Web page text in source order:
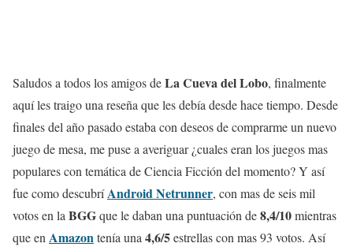
Saludos a todos los amigos deLa Cueva del Lobo, finalmente
aquí les traigo una reseña que les debía desde hace tiempo. Desde
finales del año pasado estaba con deseos de comprarme un nuevo
juego de mesa, me puse a averiguar ¿cuales eran los juegos mas
populares con temática de Ciencia Ficción del momento? Y así
fue como descubríAndroid Netrunner, con mas de seis mil
votos en la BGGque le daban una puntuación de8,4/10mientras
que en Amazontenía una 4,6/5estrellas con mas 93 votos. Así